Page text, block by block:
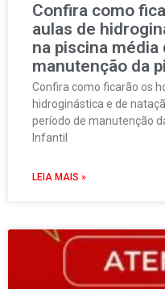
Confira como
aulas de
na piscina
manutenção da
Confira como ficarão os
hidroginástica e de
período de manutenção
Infantil
LEIA MAIS »